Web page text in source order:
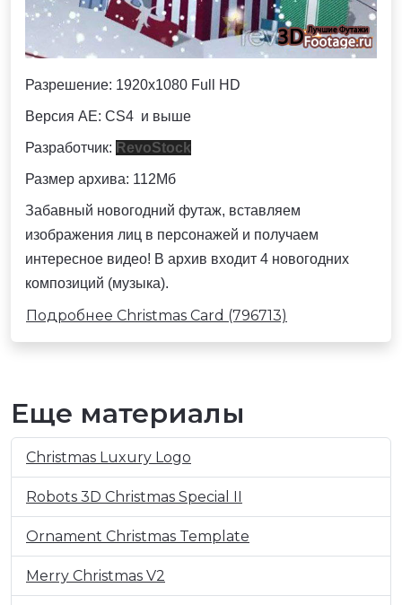
Разрешение: 1920x1080 Full HD
Версия AE: CS4 и выше
Разработчик: RevoStock
Размер архива: 112Мб
Забавный новогодний футаж, вставляем
изображения лиц в персонажей и получаем
интересное видео! В архив входит 4 новогодних
композиций (музыка).
Подробнее Christmas Card (796713)
Еще материалы
Christmas Luxury Logo
Robots 3D Christmas Special II
Ornament Christmas Template
Merry Christmas V2